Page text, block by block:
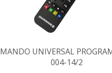
MANDO UNIVERSAL
004-14/2